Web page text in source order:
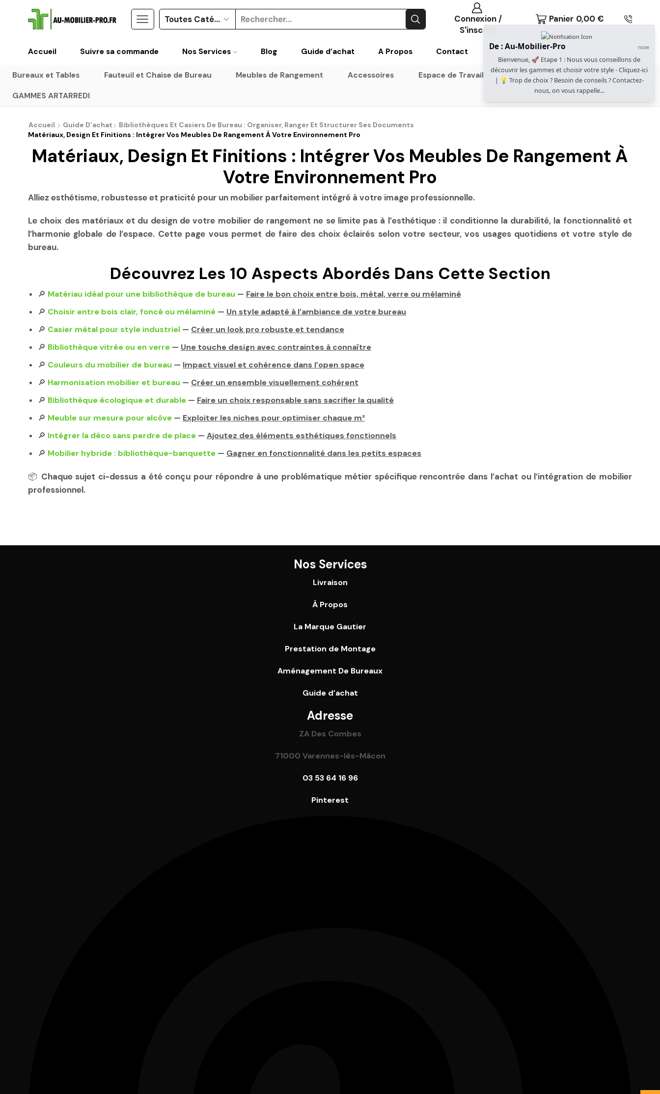
Connexion /
S'inscrire
Panier 0,00 €
Accueil Suivre sa commande Nos Services Blog Guide d’achat A Propos Contact
Bureaux et Tables Fauteuil et Chaise de Bureau Meubles de Rangement Accessoires Espace de Travail Gammes Gautier Office
GAMMES ARTARREDI
Accueil Guide D’achat
Bibliothèques Et Casiers De Bureau : Organiser, Ranger Et Structurer Ses Documents
Matériaux, Design Et Finitions : Intégrer Vos Meubles De Rangement À Votre Environnement Pro
Matériaux, Design Et Finitions : Intégrer Vos Meubles De Rangement À
Votre Environnement Pro
Alliez esthétisme, robustesse et praticité pour un mobilier parfaitement intégré à votre image professionnelle.
Le choix des matériaux et du design de votre mobilier de rangement ne se limite pas à l’esthétique : il conditionne la durabilité, la fonctionnalité et
l’harmonie globale de l’espace. Cette page vous permet de faire des choix éclairés selon votre secteur, vos usages quotidiens et votre style de
bureau.
Découvrez Les 10 Aspects Abordés Dans Cette Section
🔎 Matériau idéal pour une bibliothèque de bureau — Faire le bon choix entre bois, métal, verre ou mélaminé
🔎 Choisir entre bois clair, foncé ou mélaminé — Un style adapté à l’ambiance de votre bureau
🔎 Casier métal pour style industriel — Créer un look pro robuste et tendance
🔎 Bibliothèque vitrée ou en verre — Une touche design avec contraintes à connaître
🔎 Couleurs du mobilier de bureau — Impact visuel et cohérence dans l’open space
🔎 Harmonisation mobilier et bureau — Créer un ensemble visuellement cohérent
🔎 Bibliothèque écologique et durable — Faire un choix responsable sans sacrifier la qualité
🔎 Meuble sur mesure pour alcôve — Exploiter les niches pour optimiser chaque m²
🔎 Intégrer la déco sans perdre de place — Ajoutez des éléments esthétiques fonctionnels
🔎 Mobilier hybride : bibliothèque-banquette — Gagner en fonctionnalité dans les petits espaces
📦 Chaque sujet ci-dessus a été conçu pour répondre à une problématique métier spécifique rencontrée dans l’achat ou l’intégration de mobilier
professionnel.
Nos Services
Livraison
À Propos
La Marque Gautier
Prestation de Montage
Aménagement De Bureaux
Guide d’achat
Adresse
ZA Des Combes
71000 Varennes-lès-Mâcon
03 53 64 16 96
Pinterest
De : Au-Mobilier-Pro now
Bienvenue, 🚀 Etape 1 : Nous vous conseillons de
découvrir les gammes et choisir votre style - Cliquez-ici
| 💡 Trop de choix ? Besoin de conseils ? Contactez-
nous, on vous rappelle...